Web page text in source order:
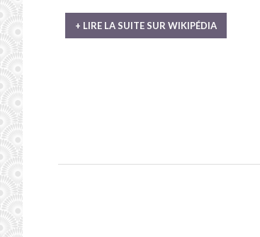
+ LIRE LA SUITE SUR WIKIPÉDIA